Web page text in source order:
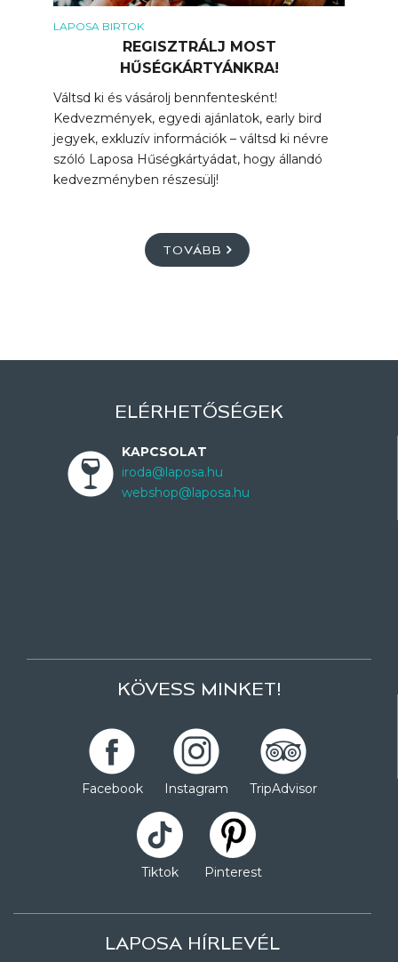
LAPOSA BIRTOK
REGISZTRÁLJ MOST
HŰSÉGKÁRTYÁNKRA!
Váltsd ki és vásárolj bennfentesként!
Kedvezmények, egyedi ajánlatok, early bird
jegyek, exkluzív információk – váltsd ki névre
szóló Laposa Hűségkártyádat, hogy állandó
kedvezményben részesülj!
TOVÁBB
ELÉRHETŐSÉGEK
KAPCSOLAT
iroda@laposa.hu
webshop@laposa.hu
KÖVESS MINKET!
Facebook Instagram TripAdvisor
Tiktok Pinterest
LAPOSA HÍRLEVÉL